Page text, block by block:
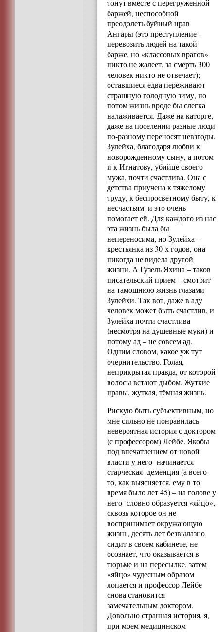
тонут вместе с перегруженной
баржей, неспособной
преодолеть буйный нрав
Ангары (это преступление -
перевозить людей на такой
барже, но «классовых врагов»
никто не жалеет, за смерть 300
человек никто не отвечает);
оставшиеся едва переживают
страшную голодную зиму, но
потом жизнь вроде бы слегка
налаживается. Даже на каторге,
даже на поселении разные люди
по-разному переносят невзгоды.
Зулейха, благодаря любви к
новорожденному сыну, а потом
и к Игнатову, убийце своего
мужа, почти счастлива. Она с
детства приучена к тяжелому
труду, к беспросветному быту, к
несчастьям, и это очень
помогает ей. Для каждого из нас
эта жизнь была бы
непереносима, но Зулейха –
крестьянка из 30-х годов, она
никогда не видела другой
жизни. А Гузель Яхина – таков
писательский прием – смотрит
на тамошнюю жизнь глазами
Зулейхи. Так вот, даже в аду
человек может быть счастлив, и
Зулейха почти счастлива
(несмотря на душевные муки) и
потому ад – не совсем ад.
Одним словом, какое уж тут
очернительство. Голая,
неприкрытая правда, от которой
волосы встают дыбом. Жуткие
нравы, жуткая, тёмная жизнь.
Рискую быть субъективным, но
мне сильно не понравилась
невероятная история с доктором
(с профессором) Лейбе. Якобы
под впечатлением от новой
власти у него начинается
старческая деменция (а всего-
то, как выясняется, ему в то
время было лет 45) – на голове у
него словно образуется «яйцо»,
сквозь которое он не
воспринимает окружающую
жизнь, десять лет безвылазно
сидит в своем кабинете, не
осознает, что оказывается в
тюрьме и на пересылке, затем
«яйцо» чудесным образом
лопается и профессор Лейбе
снова становится
замечательным доктором.
Довольно странная история, я,
при моем медицинском